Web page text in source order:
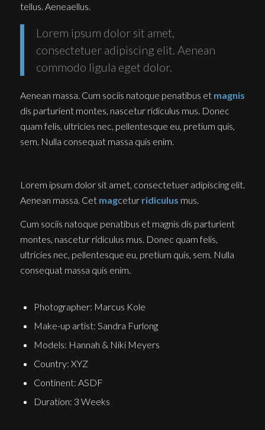
tellus. Aeneaellus.
Lorem ipsum dolor sit amet,
consectetuer adipiscing elit. Aenean
commodo ligula eget dolor.
Aenean massa. Cum sociis natoque penatibus et magnis
dis parturient montes, nascetur ridiculus mus. Donec
quam felis, ultricies nec, pellentesque eu, pretium quis,
sem. Nulla consequat massa quis enim.
Lorem ipsum dolor sit amet, consectetuer adipiscing elit.
Aenean massa. Cet magcetur ridiculus mus.
Cum sociis natoque penatibus et magnis dis parturient
montes, nascetur ridiculus mus. Donec quam felis,
ultricies nec, pellentesque eu, pretium quis, sem. Nulla
consequat massa quis enim.
Photographer: Marcus Kole
Make-up artist: Sandra Furlong
Models: Hannah & Niki Meyers
Country: XYZ
Continent: ASDF
Duration: 3 Weeks